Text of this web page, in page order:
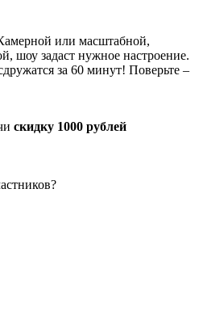
или масштабной,
шоу задаст нужное настроение.
за 60 минут! Поверьте –
скидку 1000 рублей